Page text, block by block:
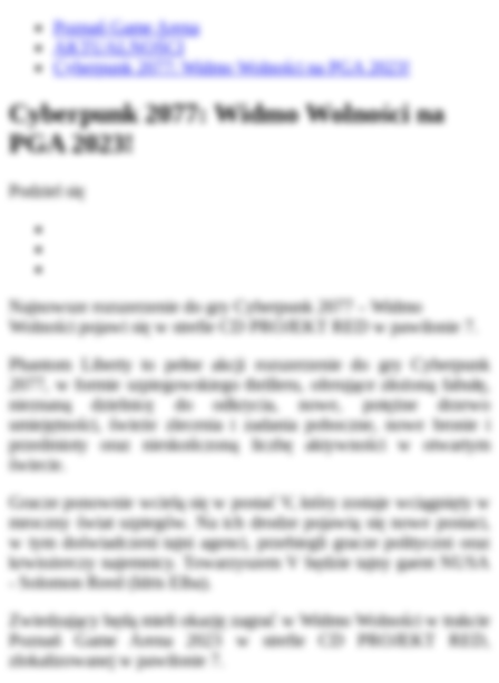
Poznań Game Arena
AKTUALNOŚCI
Cyberpunk 2077: Widmo Wolności na PGA 2023!
Cyberpunk 2077: Widmo Wolności na
PGA 2023!
Podziel się
Najnowsze rozszerzenie do gry Cyberpunk 2077 – Widmo
Wolności pojawi się w strefie CD PROJEKT RED w pawilonie 7.
Phantom Liberty to pełne akcji rozszerzenie do gry Cyberpunk
2077, w formie szpiegowskiego thrilleru, oferujące złożoną fabułę,
nieznaną dzielnicę do odkrycia, nowe, potężne drzewo
umiejętności, świeże zlecenia i zadania poboczne, nowe bronie i
przedmioty oraz nieskończoną liczbę aktywności w otwartym
świecie.
Gracze ponownie wcielą się w postać V, który zostaje wciągnięty w
mroczny świat szpiegów. Na ich drodze pojawią się nowe postaci,
w tym doświadczeni tajni agenci, przebiegli gracze polityczni oraz
krwiożerczy najemnicy. Towarzyszem V będzie tajny gaent NUSA
- Solomon Reed (Idris Elba).
Zwiedzający będą mieli okazję zagrać w Widmo Wolności w trakcie
Poznań Game Arena 2023 w strefie CD PROJEKT RED,
zlokalizowanej w pawilonie 7.